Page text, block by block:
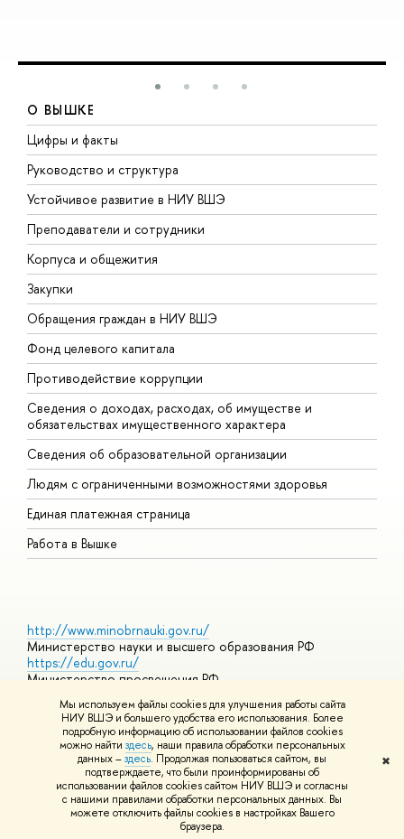
Мы используем файлы cookies для улучшения работы сайта
НИУ ВШЭ и большего удобства его использования. Более
подробную информацию об использовании файлов cookies
можно найти здесь, наши правила обработки персональных
данных –здесь. Продолжая пользоваться сайтом, вы
подтверждаете, что были проинформированы об
использовании файлов cookies сайтом НИУ ВШЭ и согласны
с нашими правилами обработки персональных данных. Вы
можете отключить файлы cookies в настройках Вашего
браузера.
✖
О ВЫШКЕ
Цифры и факты
Руководство и структура
Устойчивое развитие в НИУ ВШЭ
Преподаватели и сотрудники
Корпуса и общежития
Закупки
Обращения граждан в НИУ ВШЭ
Фонд целевого капитала
Противодействие коррупции
Сведения о доходах, расходах, об имуществе и
обязательствах имущественного характера
Сведения об образовательной организации
Людям с ограниченными возможностями здоровья
Единая платежная страница
Работа в Вышке
http://www.minobrnauki.gov.ru/
Министерство науки и высшего образования РФ
https://edu.gov.ru/
Министерство просвещения РФ
Массовые открытые онлайн-курсы
© НИУ ВШЭ 1993–2026 Адреса и контактыУсловия
использования материалов Политика конфиденциальности
Шрифты HSE Sans и HSE Slab разработаны вШколе дизайна НИУ